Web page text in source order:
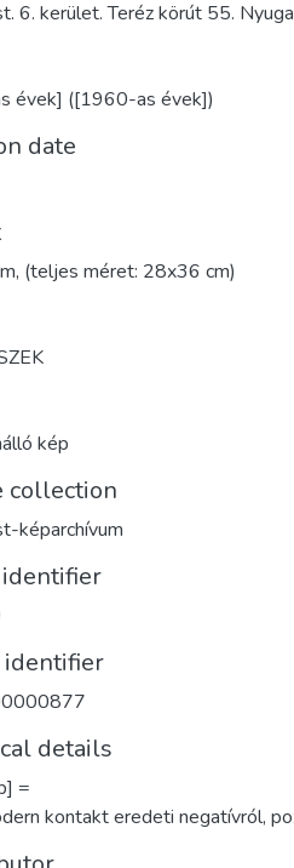
6. kerület. Teréz körút 55.
évek] ([1960-as évek])
date
(teljes méret: 28x36 cm)
kép
collection
képarchívum
identifier
identifier
details
=
kontakt eredeti negatívról,